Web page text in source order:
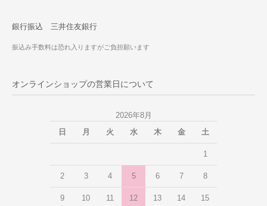
銀行振込 三井住友銀行
振込み手数料は恐れ入りますがご負担願います
オンラインショップの営業日について
2026年8月
日
月 火 水 木 金 土
1
2 3 4 5 6 7 8
9 10 11 12 13 14 15